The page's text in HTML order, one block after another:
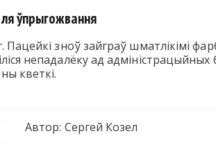
ўпрыгожвання
Пацейкі зноў зайграў шматлікімі
непадалёку ад
кветкі.
Автор: Сергей Козел